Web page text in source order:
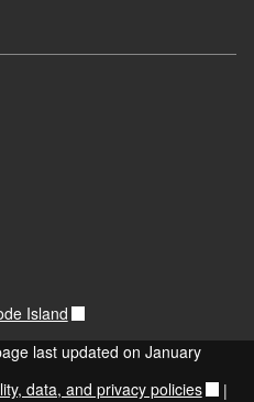
Island
last updated on January
data, and privacy policies |